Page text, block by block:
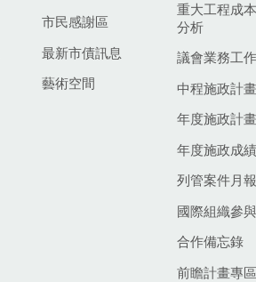
市民感謝區
最新市債訊息
藝術空間
重大工程成
分析
議會業務工
中程施政計畫
年度施政計畫
年度施政成
列管案件月報
國際組織參與
合作備忘錄
前瞻計畫專區